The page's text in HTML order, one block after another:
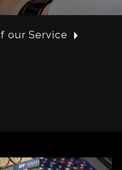
our Service